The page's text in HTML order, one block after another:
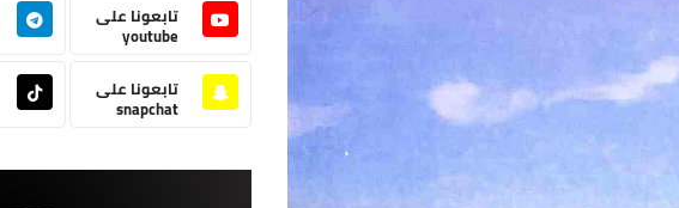
تابعونا على
youtube
تابعونا على
snapchat